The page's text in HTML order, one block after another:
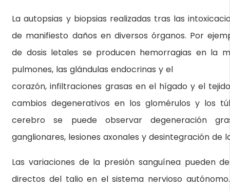
La autopsias y biopsias realizadas tras las
de manifiesto daños en diversos órganos. Por
de dosis letales se producen hemorragias en la
pulmones, las glándulas endocrinas y el
corazón, infiltraciones grasas en el hígado y el
cambios degenerativos en los glomérulos y los
cerebro se puede observar degeneración
ganglionares, lesiones axonales y desintegración de
Las variaciones de la presión sanguínea pueden
directos del talio en el sistema nervioso